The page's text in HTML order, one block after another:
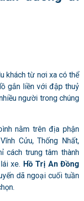
khách từ nơi xa có thể
gắn liền với đập thuỷ
người trong chúng
nằm trên địa phận
Cửu, Thống Nhất,
cách trung tâm thành
xe. Hồ Trị An Đồng
dã ngoại cuối tuần